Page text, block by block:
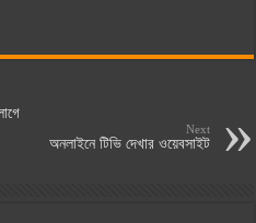
Next
অনলাইনে টিভি দেখার ওয়েবসাইট